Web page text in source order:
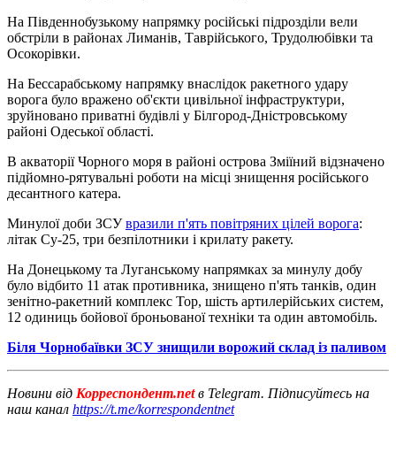
На Південнобузькому напрямку російські підрозділи вели
обстріли в районах Лиманів, Таврійського, Трудолюбівки та
Осокорівки.
На Бессарабському напрямку внаслідок ракетного удару
ворога було вражено об'єкти цивільної інфраструктури,
зруйновано приватні будівлі у Білгород-Дністровському
районі Одеської області.
В акваторії Чорного моря в районі острова Зміїний відзначено
підйомно-рятувальні роботи на місці знищення російського
десантного катера.
Минулої доби ЗСУвразили п'ять повітряних цілей ворога:
літак Су-25, три безпілотники і крилату ракету.
На Донецькому та Луганському напрямках за минулу добу
було відбито 11 атак противника, знищено п'ять танків, один
зенітно-ракетний комплекс Тор, шість артилерійських систем,
12 одиниць бойової броньованої техніки та один автомобіль.
Біля Чорнобаївки ЗСУ знищили ворожий склад із паливом
Новини від Корреспондент.netв Telegram. Підписуйтесь на
наш канал https://t.me/korrespondentnet